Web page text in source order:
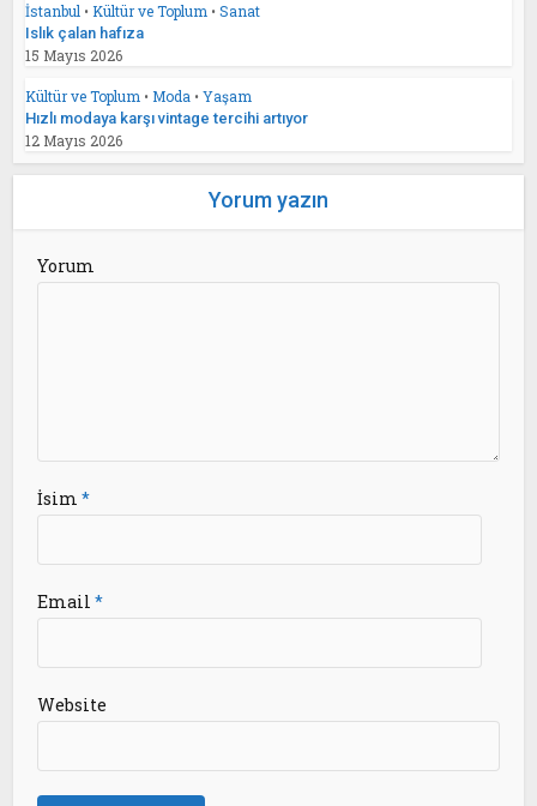
İstanbul • Kültür ve Toplum • Sanat
Islık çalan hafıza
15 Mayıs 2026
Kültür ve Toplum • Moda • Yaşam
Hızlı modaya karşı vintage tercihi artıyor
12 Mayıs 2026
Yorum yazın
Yorum
İsim*
Email*
Website